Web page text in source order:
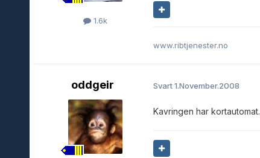
1.6k
www.ribtjenester.no
oddgeir Svart1.November.2008
Kavringen har kortautomat.